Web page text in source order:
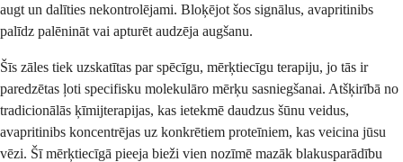
augt un dalīties nekontrolējami. Bloķējot šos signālus, avapritinibs
palīdz palēnināt vai apturēt audzēja augšanu.
Šīs zāles tiek uzskatītas par spēcīgu, mērķtiecīgu terapiju, jo tās ir
paredzētas ļoti specifisku molekulāro mērķu sasniegšanai. Atšķirībā no
tradicionālās ķīmijterapijas, kas ietekmē daudzus šūnu veidus,
avapritinibs koncentrējas uz konkrētiem proteīniem, kas veicina jūsu
vēzi. Šī mērķtiecīgā pieeja bieži vien nozīmē mazāk blakusparādību